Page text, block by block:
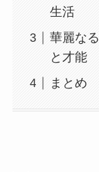
生活
華麗な
と才能
まとめ